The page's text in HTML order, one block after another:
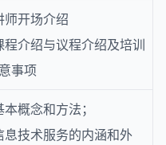
师开场介绍
程介绍与议程介绍及培训
事项
本概念和方法；
息技术服务的内涵和外